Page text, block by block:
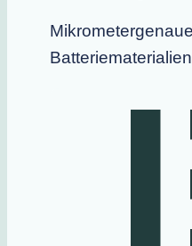
Batteriematerialien